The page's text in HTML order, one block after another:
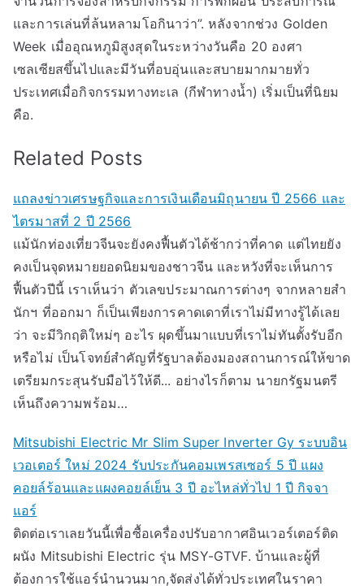
และการเล่นที่ล้นหลามโอกินาว่า”. หลังจากช่วง Golden
Week เมื่ออุณหภูมิสูงสุดในระหว่างวันคือ 20 องศา
เซลเซียสขึ้นไปและมีวันที่อบอุ่นและสบายมากมายทั่ว
ประเทศเมื่อกิจกรรมทางทะเล (กีฬาทางน้ำ) เริ่มเป็นที่นิยม
คือ.
Related Posts
แถลงข่าวเศรษฐกิจและการเงินเดือนมิถุนายน ปี 2566 และ
ไตรมาสที่ 2 ปี 2566
แม้นักท่องเที่ยวจีนจะยังคงฟื้นตัวได้ช้ากว่าที่คาด แต่ไทยยัง
คงเป็นจุดหมายยอดนิยมของชาวจีน และหวังที่จะเห็นการ
ฟื้นตัวปีนี้ เราเห็นว่า ตัวเลขประมาณการต่างๆ จากหลายสำ
นักฯ ที่ออกมา ก็เป็นเพียงการคาดเดาที่เราไม่มีทางรู้ได้เลย
ว่า จะมีวิกฤติใหม่ๆ อะไร ผุดขึ้นมาแบบที่เราไม่ทันตั้งรับอีก
หรือไม่ เป็นโจทย์สำคัญที่รัฐบาลต้องมองสถานการณ์ให้ขาด
เตรียมกระสุนรับมือไว้ให้ดี... อย่างไรก็ตาม นายกรัฐมนตรี
เห็นถึงความพร้อม…
Mitsubishi Electric Mr Slim Super Inverter Gy ระบบอิน
เวอเตอร์ ใหม่ 2024 รับประกันคอมเพรสเซอร์ 5 ปี แผง
คอยล์ร้อนและแผงคอยล์เย็น 3 ปี อะไหล่ทั่วไป 1 ปี กิจจา
แอร์
ติดต่อเราเลยวันนี้เพื่อซื้อเครื่องปรับอากาศอินเวอร์เตอร์ติด
ผนัง Mitsubishi Electric รุ่น MSY-GTVF. บ้านและผู้ที่
ต้องการใช้แอร์นำนวนมาก,จัดส่งได้ทั่วประเทศในราคา